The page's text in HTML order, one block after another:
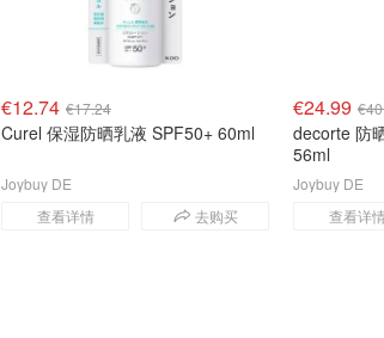
€12.74 €17.24
Curel 保湿防晒乳液 SPF50+ 60ml
查看详情 去购买
Joybuy DE
€24.99
decorte 防晒霜 滋润型 SPF50+
56ml
查看详
Joybuy DE